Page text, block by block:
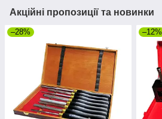
Акційні пропозиції та новинки
–28% –12%